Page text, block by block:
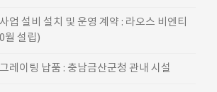
업 설비 설치 및 운영 계약 : 라오스 비엔티
월 설립)
레이팅 납품 : 충남금산군청 관내 시설